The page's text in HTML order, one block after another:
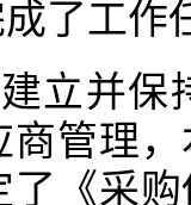
了工作
立并保
管理
了《采